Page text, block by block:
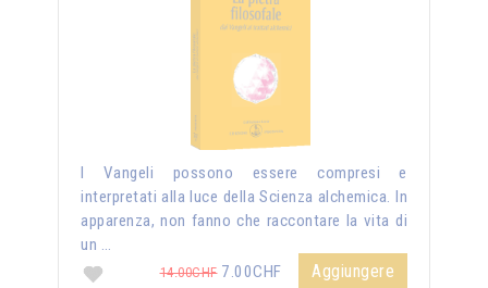
I Vangeli possono essere compresi e
interpretati alla luce della Scienza alchemica. In
apparenza, non fanno che raccontare la vita di
un …
14.00CHF7.00CHF Aggiungere